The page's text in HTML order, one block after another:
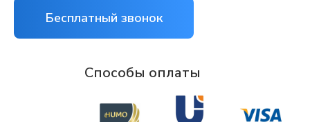
Бесплатный звонок
Способы оплаты